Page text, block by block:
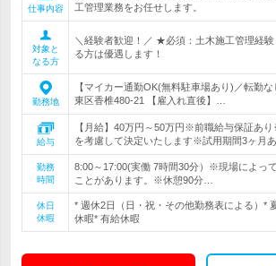
仕事内容
工管理業務をお任せします。
対象と
なる方
＼経験者歓迎！／ ★必須：土木施工管理経
る方は優遇します！
勤務地
【マイカー通勤OK(無料駐車場あり)／転勤
東区香椎480-21 【雇入れ直後】…
給与
【月給】40万円～50万円※前職給与保証あ
を考慮して決定いたします※試用期間3ヶ月
勤務
時間
8:00～17:00(実働 7時間30分）※現場によっ
ことがあります。※休憩90分…
休日
休暇
* 週休2日（日・祝・その他勤務表による）*
休暇* 有給休暇